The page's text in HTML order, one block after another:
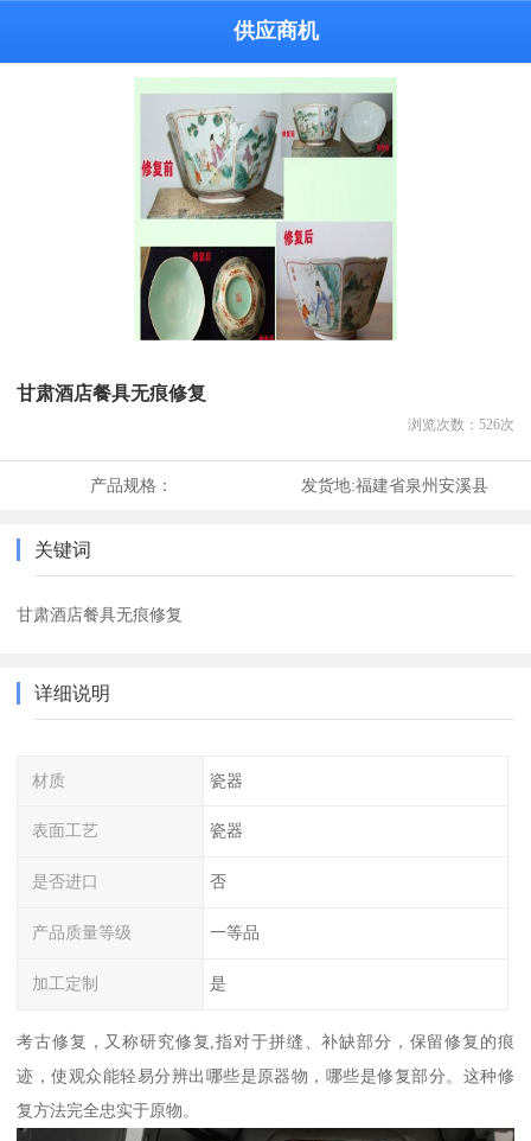
供应商机
甘肃酒店餐具无痕修复
浏览次数： 526次
产品规格： 发货地:福建省泉州安溪县
关键词
甘肃酒店餐具无痕修复
详细说明
材质 瓷器
表面工艺 瓷器
是否进口 否
产品质量等级 一等品
加工定制 是
考古修复，又称研究修复,指对于拼缝、补缺部分，保留修复的痕
迹，使观众能轻易分辨出哪些是原器物，哪些是修复部分。这种修
复方法完全忠实于原物。